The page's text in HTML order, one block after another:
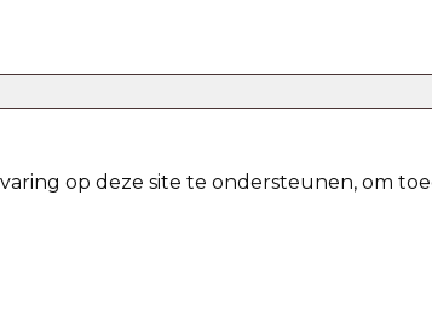
op deze site te ondersteunen, om